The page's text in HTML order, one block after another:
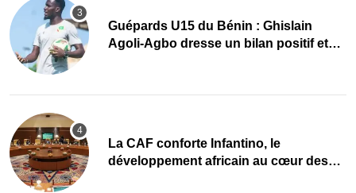
Guépards U15 du Bénin : Ghislain
Agoli-Agbo dresse un bilan positif et
La CAF conforte Infantino, le
développement africain au cœur des